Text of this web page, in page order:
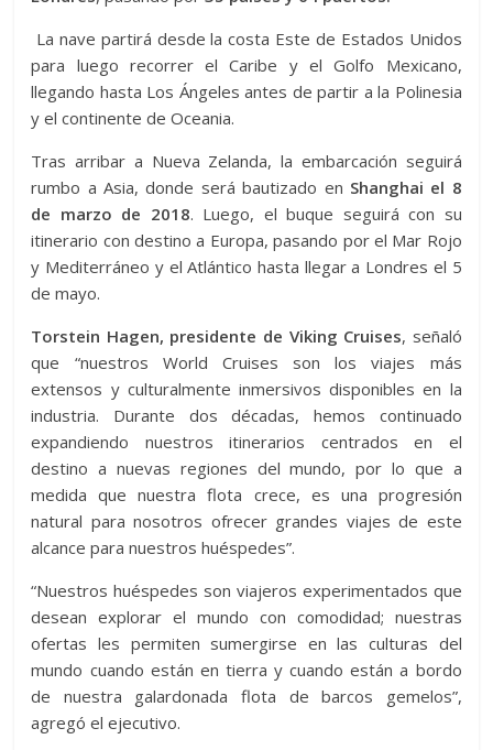
La nave partirá desde la costa Este de Estados Unidos
para luego recorrer el Caribe y el Golfo Mexicano,
llegando hasta Los Ángeles antes de partir a la Polinesia
y el continente de Oceania.
Tras arribar a Nueva Zelanda, la embarcación seguirá
rumbo a Asia, donde será bautizado en Shanghai el 8
de marzo de 2018. Luego, el buque seguirá con su
itinerario con destino a Europa, pasando por el Mar Rojo
y Mediterráneo y el Atlántico hasta llegar a Londres el 5
de mayo.
Torstein Hagen, presidente de Viking Cruises, señaló
que “nuestros World Cruises son los viajes más
extensos y culturalmente inmersivos disponibles en la
industria. Durante dos décadas, hemos continuado
expandiendo nuestros itinerarios centrados en el
destino a nuevas regiones del mundo, por lo que a
medida que nuestra flota crece, es una progresión
natural para nosotros ofrecer grandes viajes de este
alcance para nuestros huéspedes”.
“Nuestros huéspedes son viajeros experimentados que
desean explorar el mundo con comodidad; nuestras
ofertas les permiten sumergirse en las culturas del
mundo cuando están en tierra y cuando están a bordo
de nuestra galardonada flota de barcos gemelos”,
agregó el ejecutivo.